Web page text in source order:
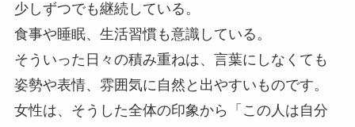
少しずつでも継続している。
食事や睡眠、生活習慣も意識している。
そういった日々の積み重ねは、言葉にしなくても
姿勢や表情、雰囲気に自然と出やすいものです。
女性は、そうした全体の印象から「この人は自分